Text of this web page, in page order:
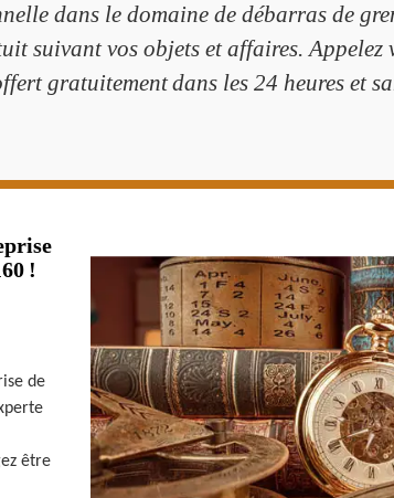
dans le domaine de débarras de
suivant vos objets et affaires.
gratuitement dans les 24 heures et
!
de
être